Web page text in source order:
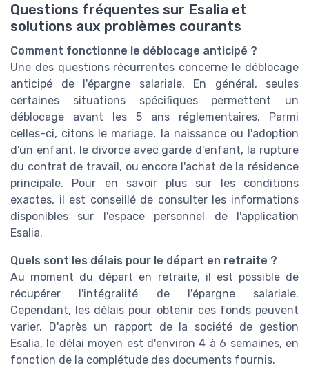
Questions fréquentes sur Esalia et
solutions aux problèmes courants
Comment fonctionne le déblocage anticipé ?
Une des questions récurrentes concerne le déblocage
anticipé de l'épargne salariale. En général, seules
certaines situations spécifiques permettent un
déblocage avant les 5 ans réglementaires. Parmi
celles-ci, citons le mariage, la naissance ou l'adoption
d'un enfant, le divorce avec garde d'enfant, la rupture
du contrat de travail, ou encore l'achat de la résidence
principale. Pour en savoir plus sur les conditions
exactes, il est conseillé de consulter les informations
disponibles sur l'espace personnel de l'application
Esalia.
Quels sont les délais pour le départ en retraite ?
Au moment du départ en retraite, il est possible de
récupérer l'intégralité de l'épargne salariale.
Cependant, les délais pour obtenir ces fonds peuvent
varier. D'après un rapport de la société de gestion
Esalia, le délai moyen est d'environ 4 à 6 semaines, en
fonction de la complétude des documents fournis.